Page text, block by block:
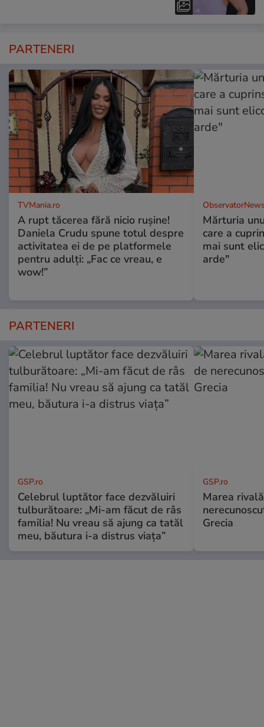
PARTENERI
TVMania.ro
A rupt tăcerea fără nicio rușine!
Daniela Crudu spune totul despre
activitatea ei de pe platformele
pentru adulți: „Fac ce vreau, e
wow!”
Mărturia
care a
mai sunt
arde"
PARTENERI
GSP.ro
Celebrul luptător face dezvăluiri
tulburătoare: „Mi-am făcut de râs
familia! Nu vreau să ajung ca tatăl
meu, băutura i-a distrus viața”
GSP.ro
Marea
Grecia